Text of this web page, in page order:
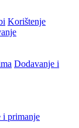
Korištenje
Dodavanje i
i primanje